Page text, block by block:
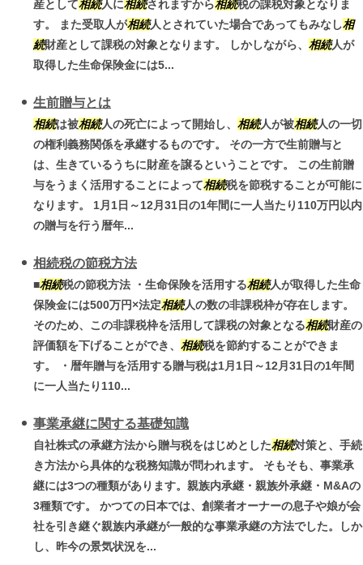
産として相続人に相続されますから相続税の課税対象となりま
す。 また受取人が相続人とされていた場合であってもみなし相
続財産として課税の対象となります。 しかしながら、 相続人が
取得した生命保険金には5...
生前贈与とは
相続は被相続人の死亡によって開始し、 相続人が被相続人の一切
の権利義務関係を承継するものです。 その一方で生前贈与と
は、生きているうちに財産を譲るということです。 この生前贈
与をうまく活用することによって相続税を節税することが可能に
なります。 1月1日～12月31日の1年間に一人当たり110万円以内
の贈与を行う暦年...
相続税の節税方法
■相続税の節税方法 ・生命保険を活用する相続人が取得した生命
保険金には500万円×法定相続人の数の非課税枠が存在します。
そのため、この非課税枠を活用して課税の対象となる相続財産の
評価額を下げることができ、 相続税を節約することができま
す。 ・暦年贈与を活用する贈与税は1月1日～12月31日の1年間
に一人当たり110...
事業承継に関する基礎知識
自社株式の承継方法から贈与税をはじめとした相続対策と、手続
き方法から具体的な税務知識が問われます。 そもそも、事業承
継には3つの種類があります。親族内承継・親族外承継・M&Aの
3種類です。 かつての日本では、創業者オーナーの息子や娘が会
社を引き継ぐ親族内承継が一般的な事業承継の方法でした。しか
し、昨今の景気状況を...